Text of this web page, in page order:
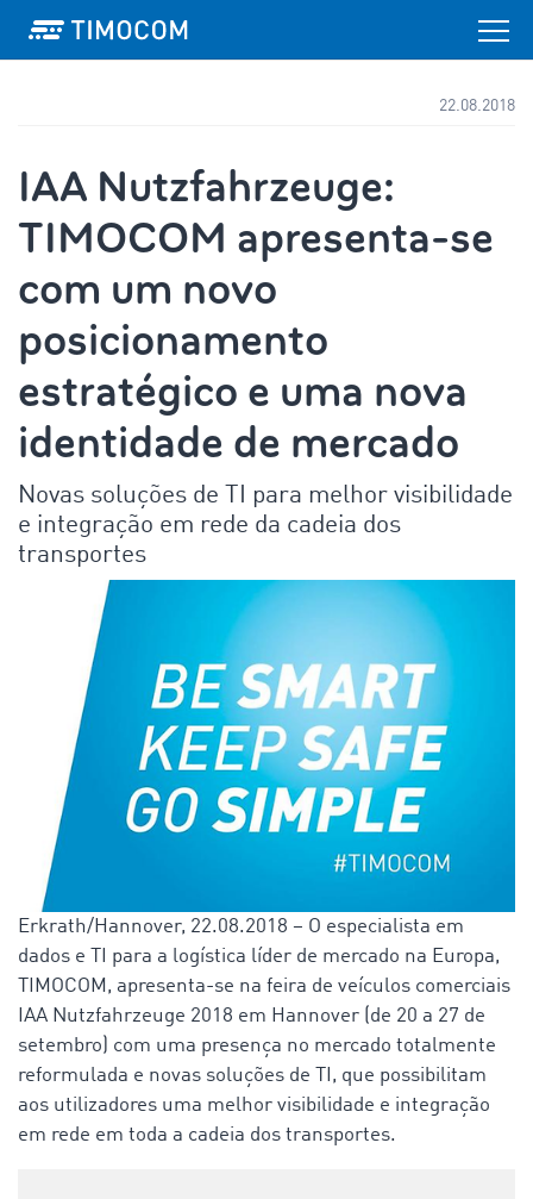
22.08.2018
IAA Nutzfahrzeuge:
TIMOCOM apresenta-se
com um novo
posicionamento
estratégico e uma nova
identidade de mercado
Novas soluções de TI para melhor visibilidade
e integração em rede da cadeia dos
transportes
Erkrath/Hannover, 22.08.2018 – O especialista em
dados e TI para a logística líder de mercado na Europa,
TIMOCOM, apresenta-se na feira de veículos comerciais
IAA Nutzfahrzeuge 2018 em Hannover (de 20 a 27 de
setembro) com uma presença no mercado totalmente
reformulada e novas soluções de TI, que possibilitam
aos utilizadores uma melhor visibilidade e integração
em rede em toda a cadeia dos transportes.